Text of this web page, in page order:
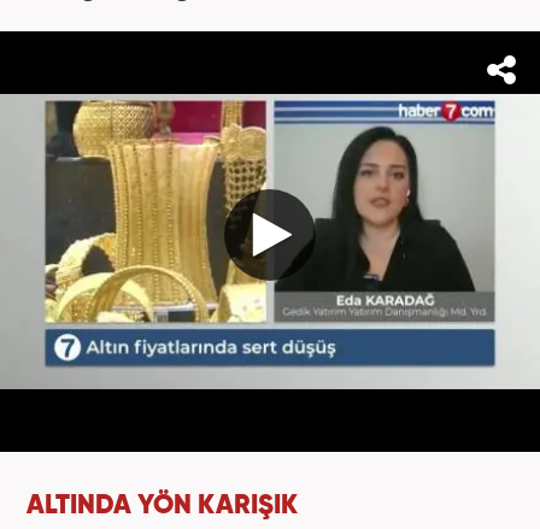
ALTINDA YÖN KARIŞIK